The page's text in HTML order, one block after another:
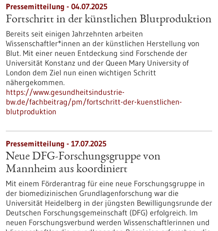
Pressemitteilung - 04.07.2025
Fortschritt in der künstlichen Blutproduktion
Bereits seit einigen Jahrzehnten arbeiten
Wissenschaftler*innen an der künstlichen Herstellung von
Blut. Mit einer neuen Entdeckung sind Forschende der
Universität Konstanz und der Queen Mary University of
London dem Ziel nun einen wichtigen Schritt
nähergekommen.
https://www.gesundheitsindustrie-
bw.de/fachbeitrag/pm/fortschritt-der-kuenstlichen-
blutproduktion
Pressemitteilung - 17.07.2025
Neue DFG-Forschungsgruppe von
Mannheim aus koordiniert
Mit einem Förderantrag für eine neue Forschungsgruppe in
der biomedizinischen Grundlagenforschung war die
Universität Heidelberg in der jüngsten Bewilligungsrunde der
Deutschen Forschungsgemeinschaft (DFG) erfolgreich. Im
neuen Forschungsverbund werden Wissenschaftlerinnen und